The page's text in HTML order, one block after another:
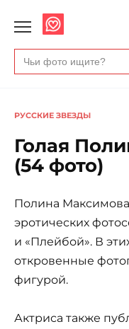
Search
for:
РУССКИЕ ЗВЕЗДЫ
Голая
(54 фото)
Полина
эротических
и «Плейбой». В
откровенные
фигурой.
Актриса также